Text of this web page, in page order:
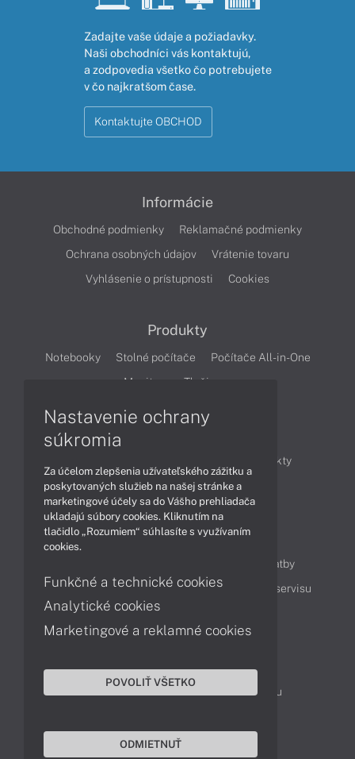
Zadajte vaše údaje a požiadavky.
Naši obchodníci vás kontaktujú,
a zodpovedia všetko čo potrebujete
v čo najkratšom čase.
Kontaktujte OBCHOD
Informácie
Obchodné podmienky
Reklamačné podmienky
Ochrana osobných údajov
Vrátenie tovaru
Vyhlásenie o prístupnosti
Cookies
Produkty
Notebooky Stolné počítače
Počítače All-in-One
Monitory
Tlačiarne
Produkty
Technológie
Videá
Obsah
Možnosti doručenia a platby
Podpora a servis
Servisné služby Cenník servisu
Kontakty
043 4224 771
Obchodné oddelenie
Reklamácia tovaru
Nastavenie ochrany
súkromia
Za účelom zlepšenia užívateľského zážitku a
poskytovaných služieb na našej stránke a
marketingové účely sa do Vášho prehliadača
ukladajú súbory cookies. Kliknutím na
tlačidlo „Rozumiem“ súhlasíte s využívaním
cookies.
Funkčné a technické cookies
Analytické cookies
Marketingové a reklamné cookies
POVOLIŤ VŠETKO
ODMIETNUŤ